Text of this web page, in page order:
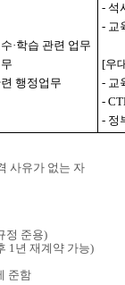
·학습 관련 업무
행정업무
- 석
- 교
[우
- 교
-
- 정
사유가 없는 자
정 준용)
1년 재계약 가능)
준함